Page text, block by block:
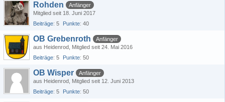
Rohden
Anfänger
Mitglied seit 18. Juni 2017
Beiträge 5 Punkte 40
OB Grebenroth
Anfänger
aus Heidenrod Mitglied seit 24. Mai 2016
Beiträge 5 Punkte 50
OB Wisper
Anfänger
aus Heidenrod Mitglied seit 12. Juni 2013
Beiträge 5 Punkte 50